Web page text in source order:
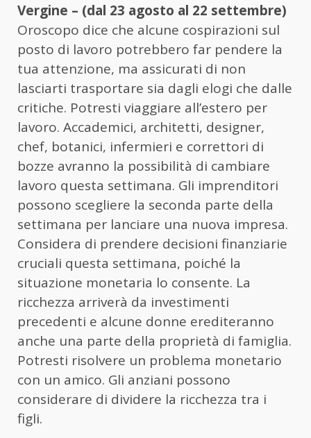
Vergine – (dal 23 agosto al 22 settembre)
Oroscopo dice che alcune cospirazioni sul
posto di lavoro potrebbero far pendere la
tua attenzione, ma assicurati di non
lasciarti trasportare sia dagli elogi che dalle
critiche. Potresti viaggiare all’estero per
lavoro. Accademici, architetti, designer,
chef, botanici, infermieri e correttori di
bozze avranno la possibilità di cambiare
lavoro questa settimana. Gli imprenditori
possono scegliere la seconda parte della
settimana per lanciare una nuova impresa.
Considera di prendere decisioni finanziarie
cruciali questa settimana, poiché la
situazione monetaria lo consente. La
ricchezza arriverà da investimenti
precedenti e alcune donne erediteranno
anche una parte della proprietà di famiglia.
Potresti risolvere un problema monetario
con un amico. Gli anziani possono
considerare di dividere la ricchezza tra i
figli.